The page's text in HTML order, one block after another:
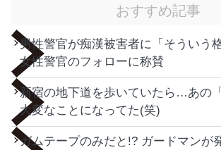
おすすめ記事
男性警官が痴漢被害者に「そうい
女性警官のフォローに称賛
新宿の地下道を歩いていたら…あの
大変なことになってた(笑)
ガムテープのみだと!? ガードマンが